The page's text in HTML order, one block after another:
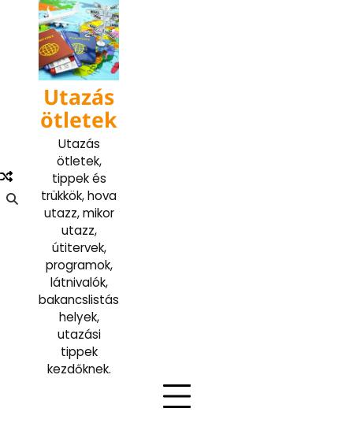
content
Utazás
ötletek
Utazás
ötletek,
tippek és
trükkök, hova
utazz, mikor
utazz,
útitervek,
programok,
látnivalók,
bakancslistás
helyek,
utazási
tippek
kezdőknek.